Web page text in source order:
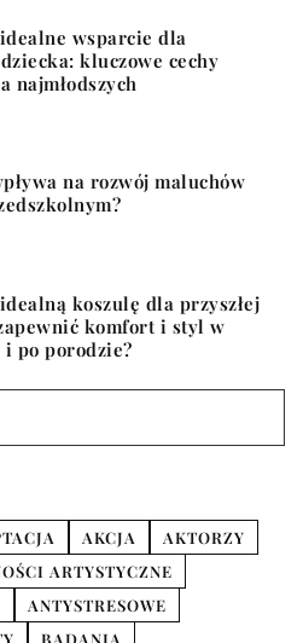
wsparcie dla
kluczowe cechy
najmłodszych
na rozwój maluchów
koszulę dla przyszłej
komfort i styl w
i po porodzie?
AKCJA
AKTORZY
ARTYSTYCZNE
ANTYSTRESOWE
BADANIA